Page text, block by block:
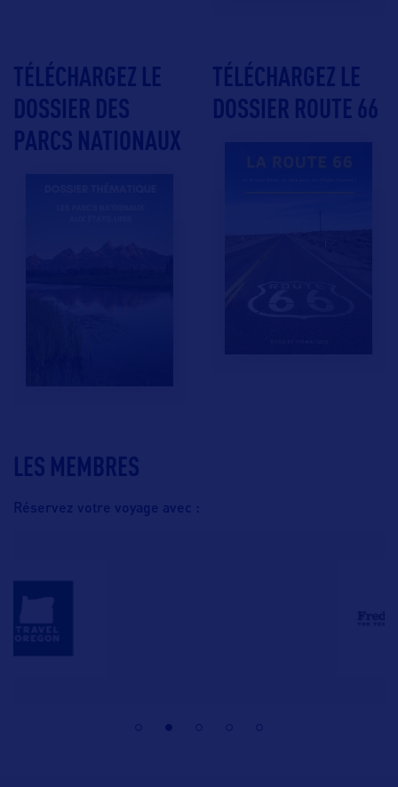
LES MEMBRES
Réservez votre voyage avec :
TÉLÉCHARGEZ LE
DOSSIER DES
PARCS NATIONAUX
TÉLÉCHARGEZ LE
DOSSIER ROUTE 66